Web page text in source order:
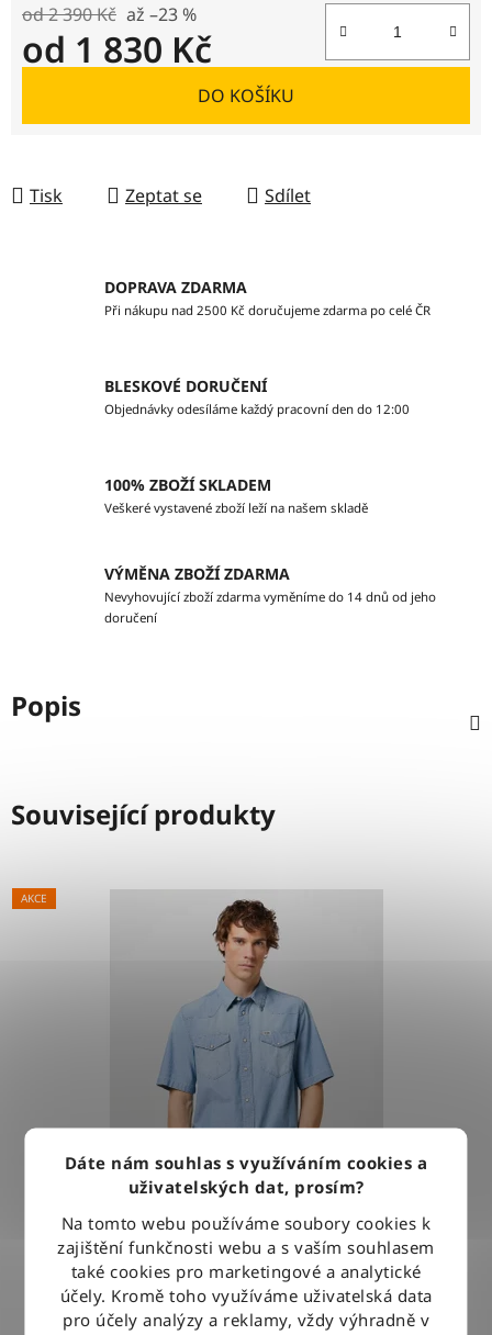
Dáte nám souhlas s využíváním cookies a
uživatelských dat, prosím?
Na tomto webu používáme soubory cookies k
zajištění funkčnosti webu a s vaším souhlasem
také cookies pro marketingové a analytické
účely. Kromě toho využíváme uživatelská data
pro účely analýzy a reklamy, vždy výhradně v
od 2 390 Kč až –23 %
od 1 830 Kč
DO KOŠÍKU
Tisk Zeptat se Sdílet
DOPRAVA ZDARMA
Při nákupu nad 2500 Kč doručujeme zdarma po celé ČR
BLESKOVÉ DORUČENÍ
Objednávky odesíláme každý pracovní den do 12:00
100% ZBOŽÍ SKLADEM
Veškeré vystavené zboží leží na našem skladě
VÝMĚNA ZBOŽÍ ZDARMA
Nevyhovující zboží zdarma vyměníme do 14 dnů od jeho
doručení
Popis
Související produkty
AKCE
Košile Wrangler WESTERN SHIRT LIGHT STONE